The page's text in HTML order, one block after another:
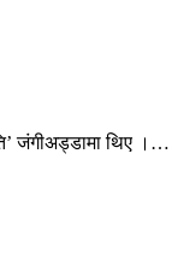
जंगीअड्डामा थिए ।…